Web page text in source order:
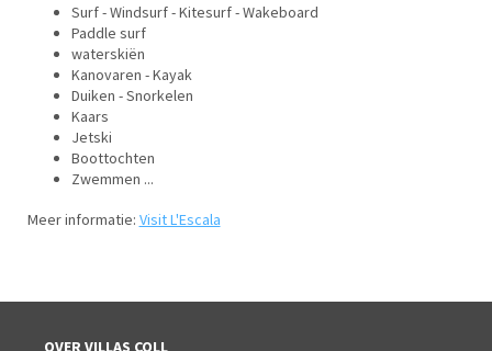
Surf - Windsurf - Kitesurf - Wakeboard
Paddle surf
waterskiën
Kanovaren - Kayak
Duiken - Snorkelen
Kaars
Jetski
Boottochten
Zwemmen ...
Meer informatie: Visit L'Escala
OVER VILLAS COLL